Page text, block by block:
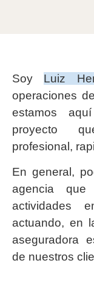
Soy Luiz
operaciones de
estamos
proyecto
profesional,
En general,
agencia
actividades
actuando, en
aseguradora
de nuestros